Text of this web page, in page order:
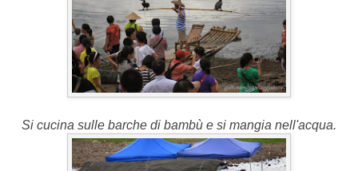
Si cucina sulle barche di bambù e si mangia nell'acqua.